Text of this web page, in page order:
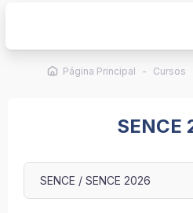
Página Principal Cursos
SENCE
Categorías